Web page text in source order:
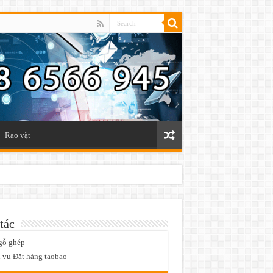
Rao vặt
ghép
vụ Đặt hàng taobao